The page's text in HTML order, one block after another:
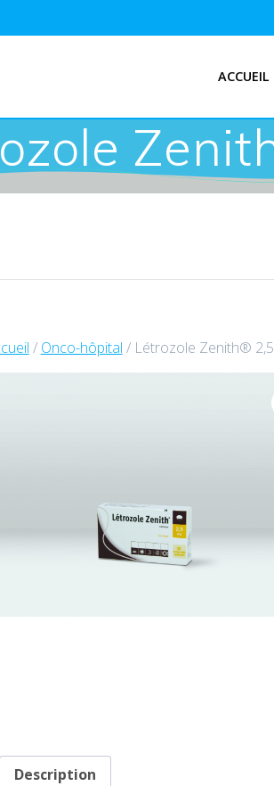
ACCUEIL
/ Onco-hôpital / Létrozole Zenith®
Description